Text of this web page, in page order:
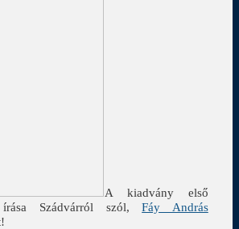
A kiadvány első
írása Szádvárról szól,Fáy András